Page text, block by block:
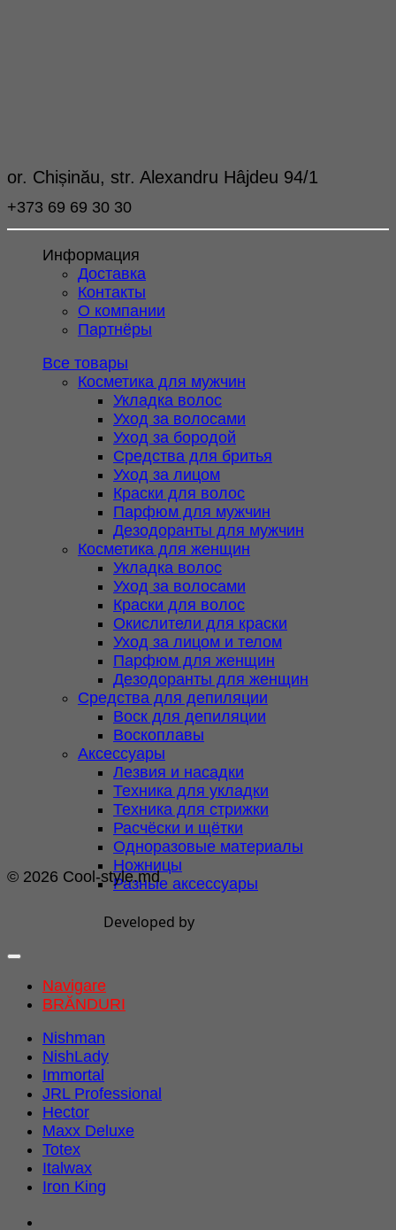
or. Chișinău, str. Alexandru Hâjdeu 94/1
+373 69 69 30 30
Информация
Доставка
Контакты
О компании
Партнёры
Все товары
Косметика для мужчин
Укладка волос
Уход за волосами
Уход за бородой
Средства для бритья
Уход за лицом
Краски для волос
Парфюм для мужчин
Дезодоранты для мужчин
Косметика для женщин
Укладка волос
Уход за волосами
Краски для волос
Окислители для краски
Уход за лицом и телом
Парфюм для женщин
Дезодоранты для женщин
Средства для депиляции
Воск для депиляции
Воскоплавы
Аксессуары
Лезвия и насадки
Техника для укладки
Техника для стрижки
Расчёски и щётки
Одноразовые материалы
Ножницы
Разные аксессуары
© 2026 Cool-style.md
Developed by
Navigare
BRĂNDURI
Nishman
NishLady
Immortal
JRL Professional
Hector
Maxx Deluxe
Totex
Italwax
Iron King